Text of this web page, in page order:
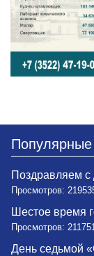
Поздравляем с
Просмотров:
Шестое время
Просмотров:
День седьмой